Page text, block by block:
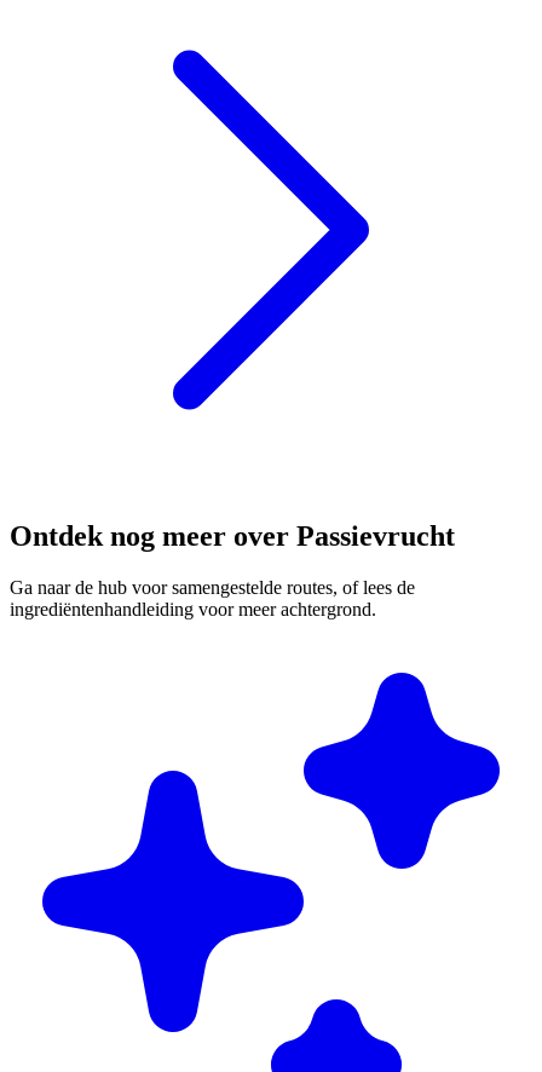
Ontdek nog meer over Passievrucht
Ga naar de hub voor samengestelde routes, of lees de
ingrediëntenhandleiding voor meer achtergrond.